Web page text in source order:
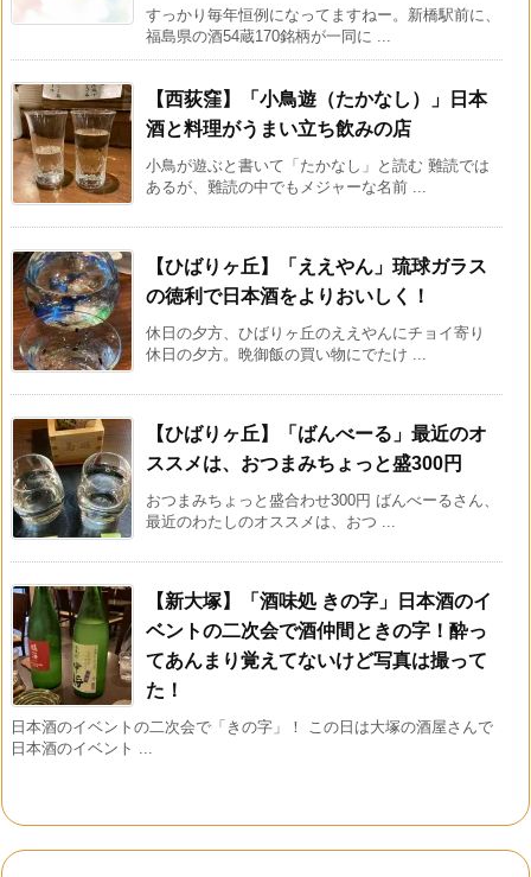
すっかり毎年恒例になってますねー。新橋駅前に、
福島県の酒54蔵170銘柄が一同に ...
【西荻窪】「小鳥遊（たかなし）」日本
酒と料理がうまい立ち飲みの店
小鳥が遊ぶと書いて「たかなし」と読む 難読では
あるが、難読の中でもメジャーな名前 ...
【ひばりヶ丘】「ええやん」琉球ガラス
の徳利で日本酒をよりおいしく！
休日の夕方、ひばりヶ丘のええやんにチョイ寄り
休日の夕方。晩御飯の買い物にでたけ ...
【ひばりヶ丘】「ばんべーる」最近のオ
ススメは、おつまみちょっと盛300円
おつまみちょっと盛合わせ300円 ばんべーるさん、
最近のわたしのオススメは、おつ ...
【新大塚】「酒味処 きの字」日本酒のイ
ベントの二次会で酒仲間ときの字！酔っ
てあんまり覚えてないけど写真は撮って
た！
日本酒のイベントの二次会で「きの字」！ この日は大塚の酒屋さんで
日本酒のイベント ...